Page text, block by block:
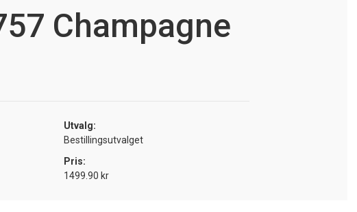
Champagne
Utvalg:
Bestillingsutvalget
Pris:
1499.90 kr